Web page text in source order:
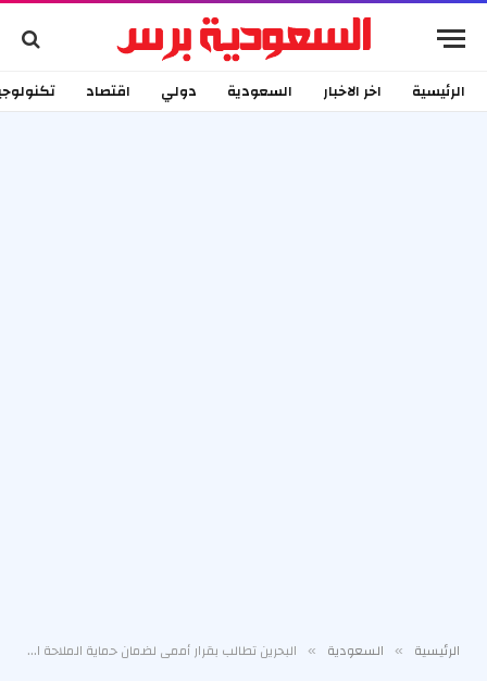
الرئيسية اخر الاخبار السعودية دولي اقتصاد
الرئيسية » السعودية » البحرين تطالب بقرار أممي لضمان حماية الملاحة الدولية